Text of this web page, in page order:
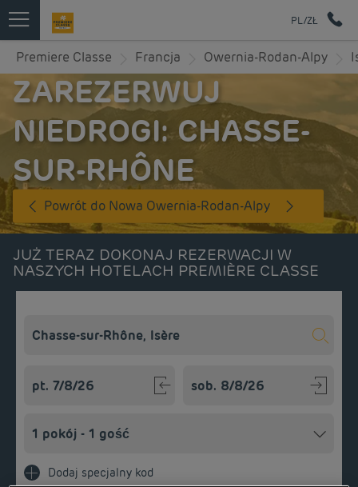
PL/ZŁ
Premiere Classe Francja Owernia-Rodan-Alpy
ZAREZERWUJ
NIEDROGI: CHASSE-
SUR-RHÔNE
Powrót do Nowa Owernia-Rodan-Alpy
JUŻ TERAZ DOKONAJ REZERWACJI W
NASZYCH HOTELACH PREMIÈRE CLASSE
Dodaj specjalny kod